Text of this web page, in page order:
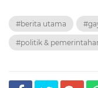
#berita utama
#politik &